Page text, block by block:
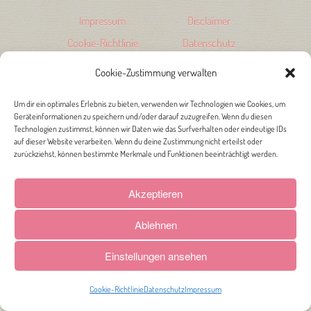
Cookie-Zustimmung verwalten
Um dir ein optimales Erlebnis zu bieten, verwenden wir Technologien wie Cookies, um
Geräteinformationen zu speichern und/oder darauf zuzugreifen. Wenn du diesen
Technologien zustimmst, können wir Daten wie das Surfverhalten oder eindeutige IDs
auf dieser Website verarbeiten. Wenn du deine Zustimmung nicht erteilst oder
zurückziehst, können bestimmte Merkmale und Funktionen beeinträchtigt werden.
Akzeptieren
Ablehnen
Einstellungen ansehen
Cookie-RichtlinieDatenschutzImpressum
Impressum
Disclaimer
Cookie-Richtlinie
Datenschutz